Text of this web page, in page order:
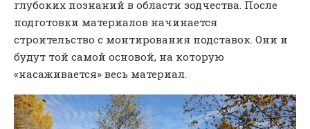
глубоких познаний в области зодчества. После
подготовки материалов начинается
строительство с монтирования подставок. Они и
будут той самой основой, на которую
«насаживается» весь материал.